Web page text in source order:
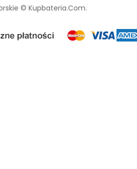
© Kupbateria.com.